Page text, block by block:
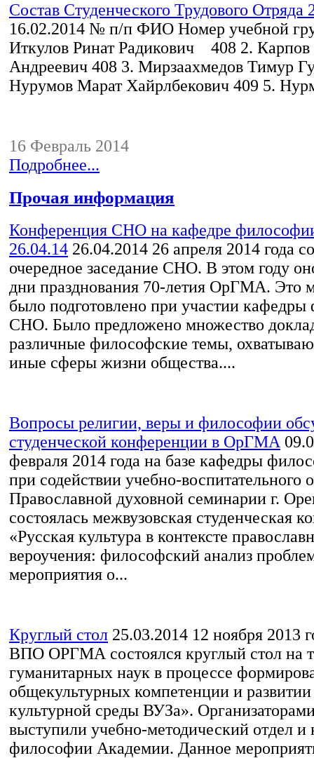
Состав Студенческого Трудового Отряда
16.02.2014 № п/п ФИО Номер учебной
Иткулов Ринат Радикович 408 2.
Андреевич 408 3. Мирзаахмедов Тимур
Нурумов Марат Хайрлбекович 409 5.
16 Февраль 2014
Подробнее...
Прочая информация
Конференция СНО на кафедре
26.04.14 26.04.2014 26 апреля 2014 года
очередное заседание СНО. В этом году
дни празднования 70-летия ОрГМА. Это
было подготовлено при участии
СНО. Было предложено множество
различные философские темы,
иные сферы жизни общества....
Вопросы религии, веры и философии
студенческой конференции в ОрГМА
февраля 2014 года на базе кафедры
при содействии учебно-воспитательного
Православной духовной семинарии г.
состоялась межвузовская студенческая
«Русская культура в контексте
вероучения: философский анализ
мероприятия о...
Круглый стол 25.03.2014 12 ноября 2013
ВПО ОРГМА состоялся круглый стол на
гуманитарных наук в процессе
общекультурных компетенции и
культурной среды ВУЗа».
выступили учебно-методический отдел и
философии Академии. Данное